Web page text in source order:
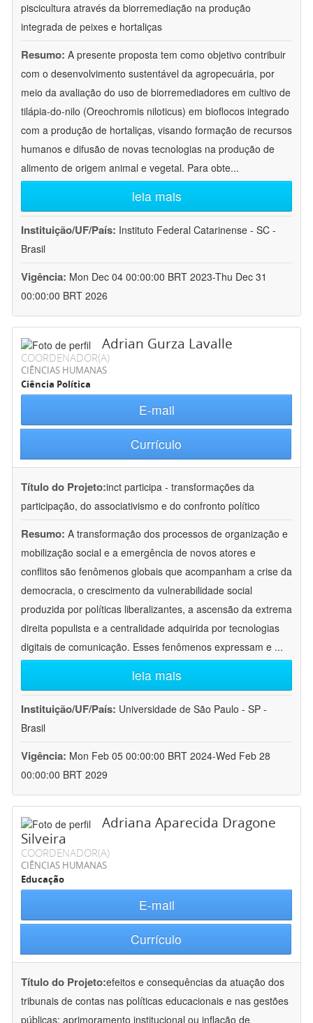
piscicultura através da biorremediação na produção
integrada de peixes e hortaliças
Resumo: A presente proposta tem como objetivo contribuir
com o desenvolvimento sustentável da agropecuária, por
meio da avaliação do uso de biorremediadores em cultivo de
tilápia-do-nilo (Oreochromis niloticus) em bioflocos integrado
com a produção de hortaliças, visando formação de recursos
humanos e difusão de novas tecnologias na produção de
alimento de origem animal e vegetal. Para obte...
leia mais
Instituição/UF/País: Instituto Federal Catarinense - SC -
Brasil
Vigência: Mon Dec 04 00:00:00 BRT 2023-Thu Dec 31
00:00:00 BRT 2026
Adrian Gurza Lavalle
COORDENADOR(A)
CIÊNCIAS HUMANAS
Ciência Política
E-mail
Currículo
Título do Projeto:inct participa - transformações da
participação, do associativismo e do confronto político
Resumo: A transformação dos processos de organização e
mobilização social e a emergência de novos atores e
conflitos são fenômenos globais que acompanham a crise da
democracia, o crescimento da vulnerabilidade social
produzida por políticas liberalizantes, a ascensão da extrema
direita populista e a centralidade adquirida por tecnologias
digitais de comunicação. Esses fenômenos expressam e ...
leia mais
Instituição/UF/País: Universidade de São Paulo - SP -
Brasil
Vigência: Mon Feb 05 00:00:00 BRT 2024-Wed Feb 28
00:00:00 BRT 2029
Adriana Aparecida Dragone
Silveira
COORDENADOR(A)
CIÊNCIAS HUMANAS
Educação
E-mail
Currículo
Título do Projeto:efeitos e consequências da atuação dos
tribunais de contas nas políticas educacionais e nas gestões
públicas: aprimoramento institucional ou inflação de